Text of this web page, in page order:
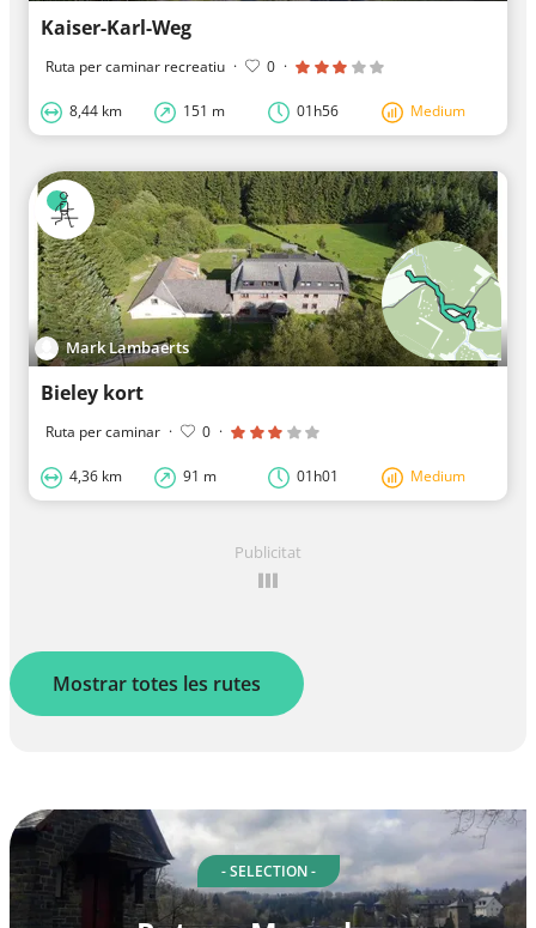
Kaiser-Karl-Weg
Ruta per caminar recreatiu · 0 ·
8,44 km 151 m 01h56 Medium
Mark Lambaerts
Bieley kort
Ruta per caminar · 0 ·
4,36 km 91 m 01h01 Medium
Publicitat
Mostrar totes les rutes
- SELECTION -